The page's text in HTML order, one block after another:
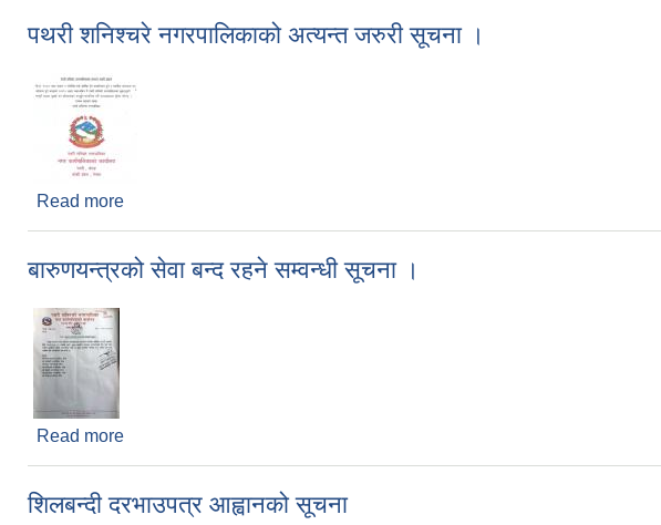
पथरी शनिश्चरे नगरपालिकाको अत्यन्त जरुरी सूचना ।
Read more
बारुणयन्त्रको सेवा बन्द रहने सम्वन्धी सूचना ।
Read more
शिलबन्दी दरभाउपत्र आह्वानको सूचना